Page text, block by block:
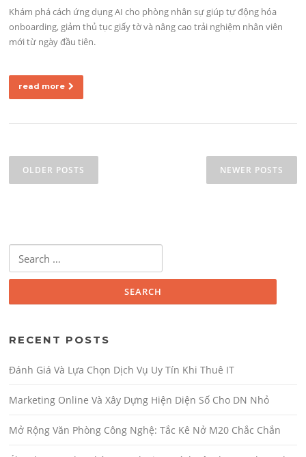
Khám phá cách ứng dụng AI cho phòng nhân sự giúp tự động hóa
onboarding, giảm thủ tục giấy tờ và nâng cao trải nghiệm nhân viên
mới từ ngày đầu tiên.
read more
OLDER POSTS NEWER POSTS
Search for:
RECENT POSTS
Đánh Giá Và Lựa Chọn Dịch Vụ Uy Tín Khi Thuê IT
Marketing Online Và Xây Dựng Hiện Diện Số Cho DN Nhỏ
Mở Rộng Văn Phòng Công Nghệ: Tắc Kê Nở M20 Chắc Chắn